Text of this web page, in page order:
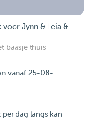
Jynn & Leia &
baasje thuis
vanaf 25-08-
per dag langs kan